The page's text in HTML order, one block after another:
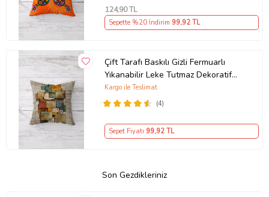
124,90 TL
Sepette %20 İndirim 99,92 TL
Çift Tarafı Baskılı Gizli Fermuarlı
Yıkanabilir Leke Tutmaz Dekoratif
Kırlent Kılıfı Yastık Kılıfı (Kum Beji)
(4)
Kargo ile Teslimat
Sepet Fiyatı 99,92 TL
Son Gezdikleriniz